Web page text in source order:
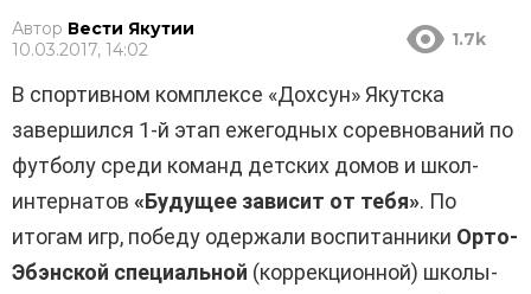
Автор Вести Якутии
10.03.2017, 14:02
1.7k
В спортивном комплексе «Дохсун» Якутска
завершился 1-й этап ежегодных соревнований по
футболу среди команд детских домов и школ-
интернатов «Будущее зависит от тебя». По
итогам игр, победу одержали воспитанники Орто-
Эбэнской специальной (коррекционной) школы-